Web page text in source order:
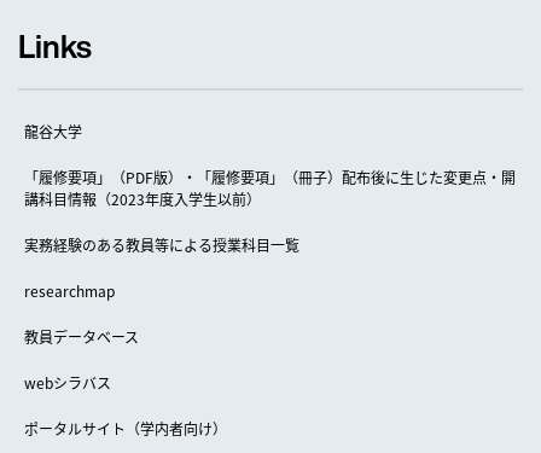
Links
龍谷大学
「履修要項」（PDF版）・「履修要項」（冊子）配布後に生じた変更点・開
講科目情報（2023年度入学生以前）
実務経験のある教員等による授業科目一覧
researchmap
教員データベース
webシラバス
ポータルサイト（学内者向け）